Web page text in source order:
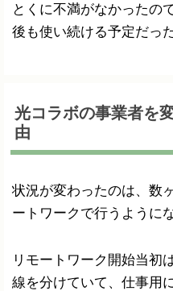
とくに不満がなかったの
後も使い続ける予定だっ
光コラボの事業者を
由
状況が変わったのは、数
ートワークで行うように
リモートワーク開始当初
線を分けていて、仕事用